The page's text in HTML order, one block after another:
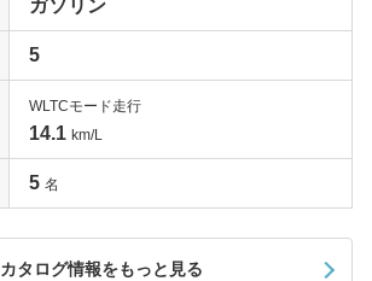
ガソリン
5
WLTCモード走行
14.1 km/L
5 名
カタログ情報をもっと見る